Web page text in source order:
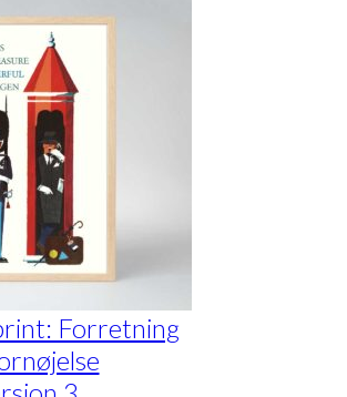
varianter.
Mulighederne
kan
vælges
varesiden
Forretning